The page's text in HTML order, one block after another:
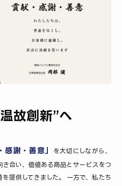
故創新”へ
感謝・善意」
を大切にしながら、
合い、価値ある商品とサービスをつ
提供してきました。 一方で、私たち